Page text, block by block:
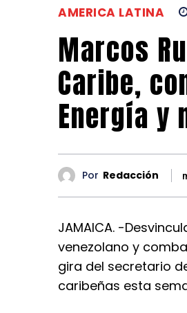
AMERICA LATINA
Marcos
Caribe,
Energía y
Por Redacción
JAMAICA. -
venezolano y
gira del secretario
caribeñas esta